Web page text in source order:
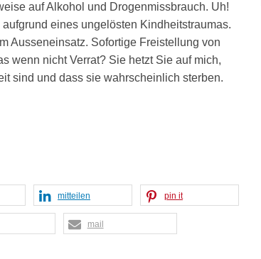
auf Alkohol und Drogenmissbrauch. Uh!
eines ungelösten Kindheitstraumas.
Ausseneinsatz. Sofortige Freistellung von
wenn nicht Verrat? Sie hetzt Sie auf mich,
sind und dass sie wahrscheinlich sterben.
mitteilen pin it
mail